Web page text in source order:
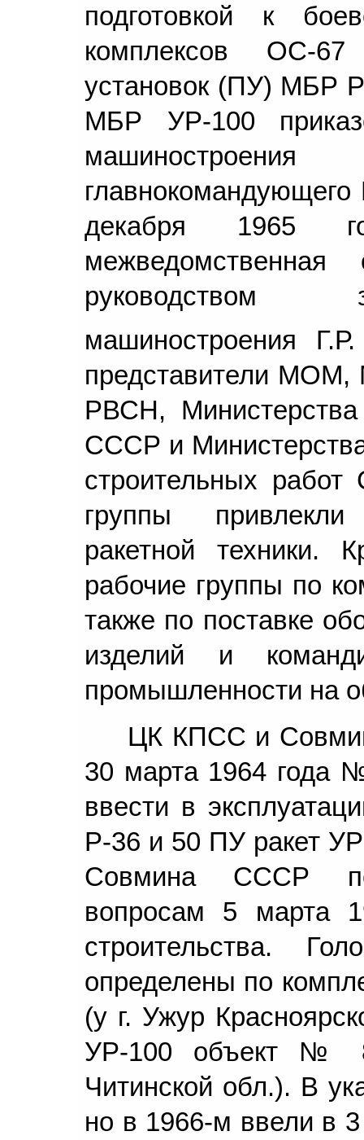
подготовкой к
комплексов ОС-
установок (ПУ) МБР
МБР УР-100
декабря 1965
руководством
машиностроения
представители МОМ,
РВСН, Министерства
СССР и
строительных
группы привлекли
ракетной техники.
рабочие группы по
также по поставке
изделий и
промышленности на
ЦК КПСС и
30 марта 1964 года
ввести в
Р-36 и 50 ПУ ракет
Совмина СССР по
вопросам 5 марта
строительства.
определены по
(у г. Ужур
УР-100 объект №
Читинской обл.). В
но в 1966-м ввели в